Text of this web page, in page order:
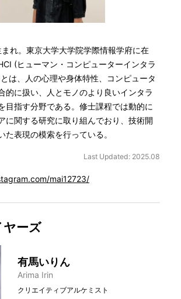
れ。東京大学大学院学際情報学府に在
(ヒューマン・コンピューターインタラ
は、人の心理や身体特性、コンピュータ
的に扱い、人とモノのより良いインタラ
目指す分野である。修士課程では動的に
に関する研究に取り組んでおり、技術開
た表現の模索を行っている。
Last Updated: 2025.08
mai12723/
ヤーズ
有馬いりん
Arima Irin
クリエイティブアルケミスト